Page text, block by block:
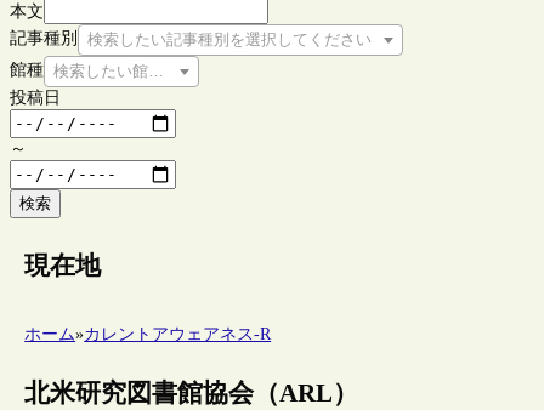
本文
記事種別
検索したい記事種別を選択してください
館種 検索したい館種を選択してください
投稿日
～
検索
現在地
ホーム»カレントアウェアネス-R
北米研究図書館協会（ARL）